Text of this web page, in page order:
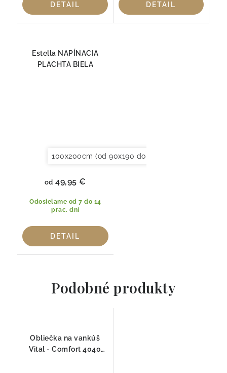
DETAIL DETAIL
Estella NAPÍNACIA
PLACHTA BIELA
100x200cm (od 90x190 do 120x220cm)
Odosielame od 7 do 14
prac. dní
od 49,95 €
DETAIL
Podobné produkty
Obliečka na vankúš
Vital - Comfort 4040